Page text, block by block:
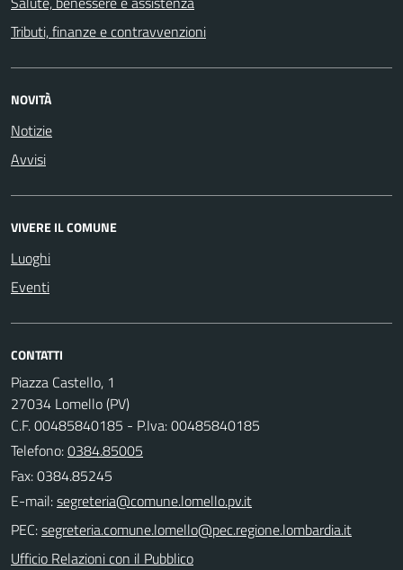
Tributi, finanze e contravvenzioni
NOVITÀ
Notizie
Avvisi
VIVERE IL COMUNE
Luoghi
Eventi
CONTATTI
Piazza Castello, 1
27034 Lomello (PV)
C.F. 00485840185 - P.Iva: 00485840185
Telefono:0384.85005
Fax: 0384.85245
E-mail:
PEC:
Ufficio Relazioni con il Pubblico